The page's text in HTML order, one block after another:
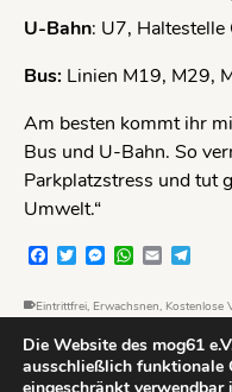
U-Bahn: U7,
Bus: Linien M19, M29,
Am besten kommt ihr
Bus und U-Bahn. So
Parkplatzstress und tut
Umwelt.“
Facebook
TwitterMessenger
WhatsApp
Email
Eintrittfrei, Erwachsnen, Kostenlose
e.V.
Nähwerkstatt nichtkommerziell ,
Die Website des mog61
ausschließlich funktionale